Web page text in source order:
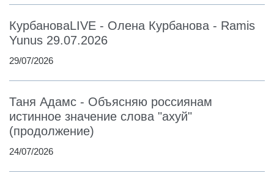
КурбановаLIVE - Олена Курбанова - Ramis
Yunus 29.07.2026
29/07/2026
Таня Адамс - Объясняю россиянам
истинное значение слова "ахуй"
(продолжение)
24/07/2026